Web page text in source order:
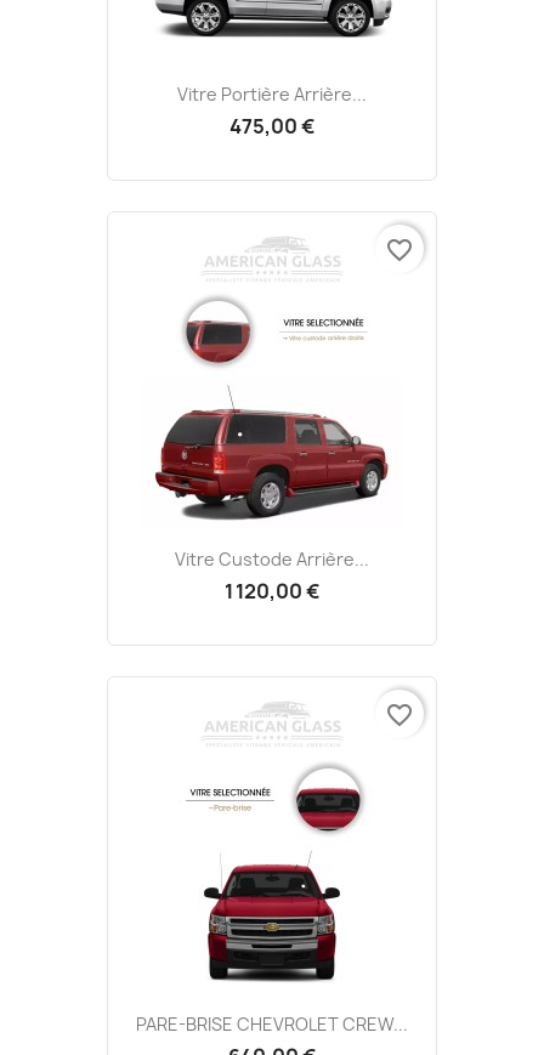
Vitre Portière Arrière...
475,00 €
Vitre Custode Arrière...
1 120,00 €
favorite_border
PARE-BRISE CHEVROLET CREW...
favorite_border